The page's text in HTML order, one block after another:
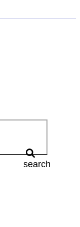
search